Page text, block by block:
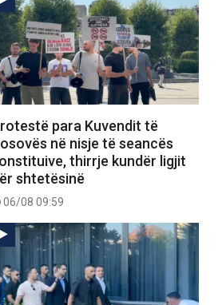
para Kuvendit të
në nisje të seancës
thirrje kundër ligjit
shtetësinë
06/08 09:59